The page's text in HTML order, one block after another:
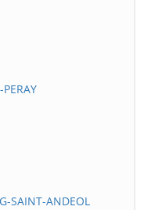
SAINT-ANDEOL